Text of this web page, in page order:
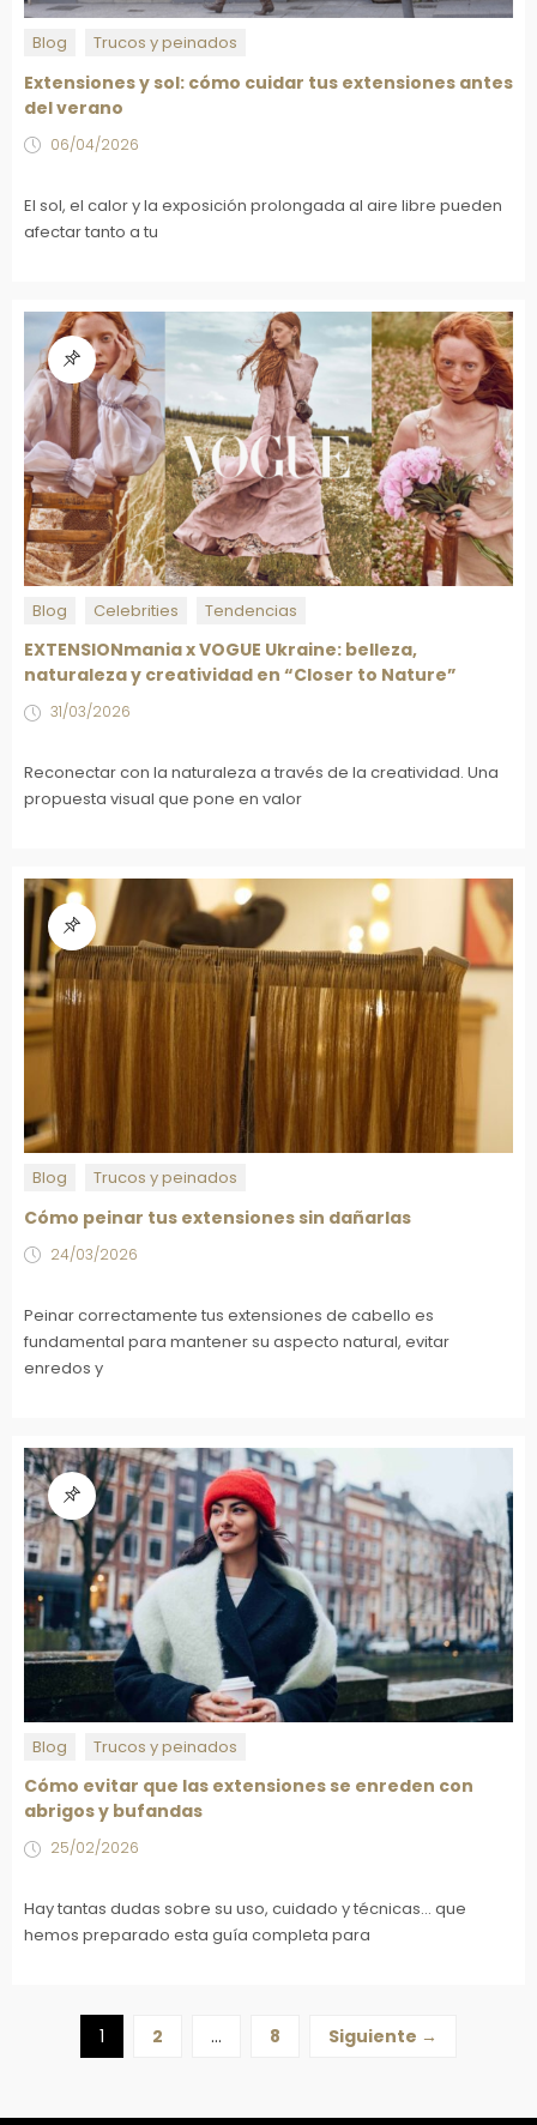
Blog Trucos y peinados
Extensiones y sol: cómo cuidar tus extensiones antes
del verano
06/04/2026
El sol, el calor y la exposición prolongada al aire libre pueden
afectar tanto a tu
Blog Celebrities Tendencias
EXTENSIONmania x VOGUE Ukraine: belleza,
naturaleza y creatividad en “Closer to Nature”
31/03/2026
Reconectar con la naturaleza a través de la creatividad. Una
propuesta visual que pone en valor
Blog Trucos y peinados
Cómo peinar tus extensiones sin dañarlas
24/03/2026
Peinar correctamente tus extensiones de cabello es
fundamental para mantener su aspecto natural, evitar
enredos y
Blog Trucos y peinados
Cómo evitar que las extensiones se enreden con
abrigos y bufandas
25/02/2026
Hay tantas dudas sobre su uso, cuidado y técnicas... que
hemos preparado esta guía completa para
1 2 … 8 Siguiente →